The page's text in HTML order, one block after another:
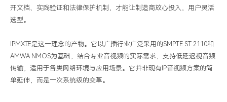
开文档、实践验证和法律保护机制，才能让制造商放心投入，用户灵活
选型。
IPMX正是这一理念的产物。它以广播行业广泛采用的SMPTE ST 2110和
AMWA NMOS为基础，结合专业音视频的实际需求，支持低延迟视音频
传输，适用于各类网络环境与应用场景。它并非现有 IP音视频方案的简
单延伸，而是一次系统级的变革。